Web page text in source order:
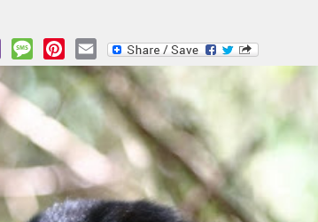
Viber MessagePinterest
Email